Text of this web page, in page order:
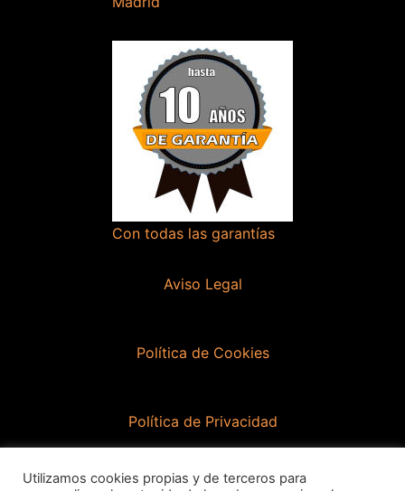
Con todas las garantías
Aviso Legal
Política de Cookies
Política de Privacidad
Utilizamos cookies propias y de terceros para